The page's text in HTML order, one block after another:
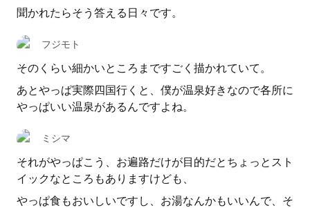
聞かれたらそう答える日々です。
フジモト
そのくらい細かいところまですごく描かれていて。
あとやっぱ実際四国行くと、僕が温泉好きなので各所に
やっぱいい温泉があるんですよね。
ミシマ
それがやっぱこう、お遍路だけが目的だとちょっとスト
イックなところもありますけども、
やっぱ食もおいしいですし、お湯なんかもいいんで、そ